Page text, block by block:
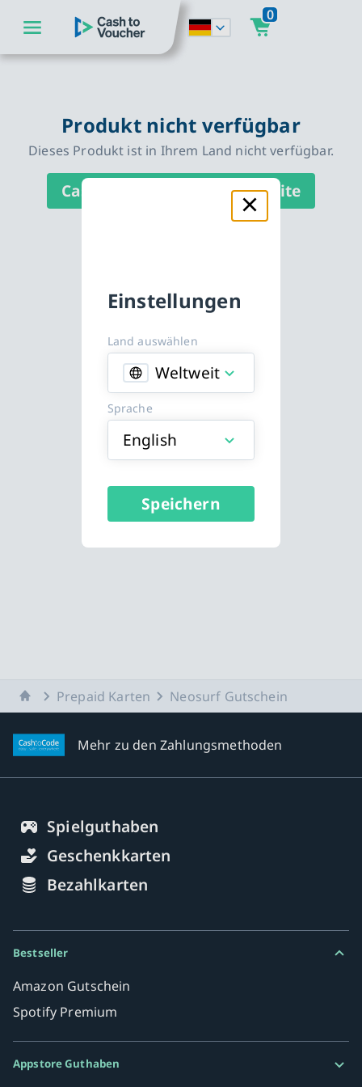
zum Hauptinhalt springen
zur Hauptnavigation springen
CashToVoucher: Zur Startseite
0
Einstellungen
Land auswählen
Weltweit
Sprache
English
Speichern
Produkt nicht verfügbar
Dieses Produkt ist in Ihrem Land nicht verfügbar.
CashToVoucher: Zur Startseite
StartseitePrepaid Karten Neosurf Gutschein
Mehr zu den Zahlungsmethoden
Spielguthaben
Geschenkkarten
Bezahlkarten
Bestseller
Amazon Gutschein
Spotify Premium
Appstore Guthaben